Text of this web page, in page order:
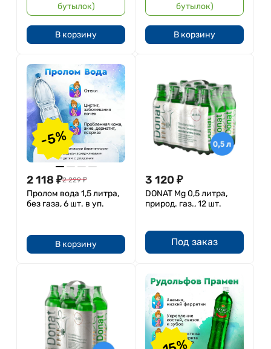
бутылок)
В корзину
бутылок)
В корзину
-5%
2 118 ₽2 229 ₽
Пролом вода 1,5 литра,
без газа, 6 шт. в уп.
В корзину
3 120 ₽
DONAT Mg 0,5 литра,
природ. газ., 12 шт.
Под заказ